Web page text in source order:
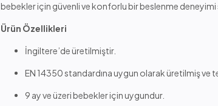
bebekler için güvenli ve konforlu bir beslenme deneyimi
Ürün Özellikleri
İngiltere’de üretilmiştir.
EN 14350 standardına uygun olarak üretilmiş ve
9 ay ve üzeri bebekler için uygundur.